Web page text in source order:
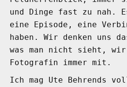
und Dinge fast zu nah.
eine Episode, eine
haben. Wir denken uns
was man nicht sieht, wir
Fotografin immer mit.
Ich mag Ute Behrends